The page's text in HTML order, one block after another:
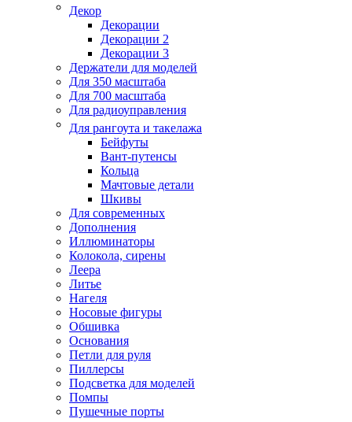
Декор
Декорации
Декорации 2
Декорации 3
Держатели для моделей
Для 350 масштаба
Для 700 масштаба
Для радиоуправления
Для рангоута и такелажа
Бейфуты
Вант-путенсы
Кольца
Мачтовые детали
Шкивы
Для современных
Дополнения
Иллюминаторы
Колокола, сирены
Леера
Литье
Нагеля
Носовые фигуры
Обшивка
Основания
Петли для руля
Пиллерсы
Подсветка для моделей
Помпы
Пушечные порты